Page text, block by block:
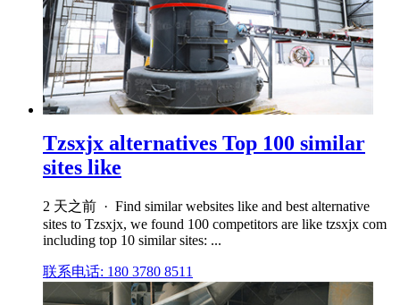
Tzsxjx alternatives Top 100 similar
sites like
2 天之前 · Find similar websites like and best alternative
sites to Tzsxjx, we found 100 competitors are like tzsxjx com
including top 10 similar sites: ...
联系电话: 180 3780 8511